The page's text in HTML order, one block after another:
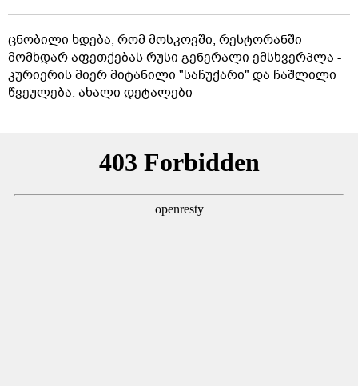
ცნობილი ხდება, რომ მოსკოვში, რესტორანში
მომხდარ აფეთქებას რუსი გენერალი ემსხვერპლა -
კურიერის მიერ მიტანილი "საჩუქარი" და ჩაშლილი
წვეულება: ახალი დეტალები